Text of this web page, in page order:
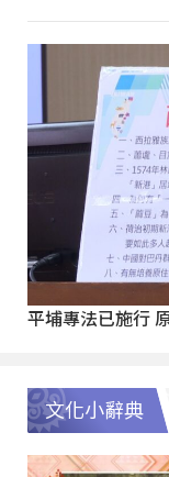
平埔專法已施行
文化小辭典